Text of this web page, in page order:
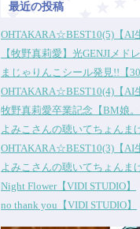
最近の投稿
OHTAKARA☆BEST10(5)【AI
【牧野真莉愛】光GENJIメド
まじゃりんこシール発見!!【
OHTAKARA☆BEST10(4)【AI
牧野真莉愛卒業記念【BM娘。
よみこさんの聴いてちょんま
OHTAKARA☆BEST10(3)【AI
よみこさんの聴いてちょんま
Night Flower【VIDI STUDIO】
no thank you【VIDI STUDIO】